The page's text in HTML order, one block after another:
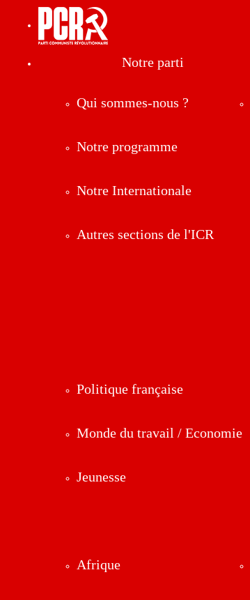
Notre parti
Qui sommes-nous ?
Notre programme
Notre Internationale
Autres sections de l'ICR
Politique française
Monde du travail / Economie
Jeunesse
Afrique